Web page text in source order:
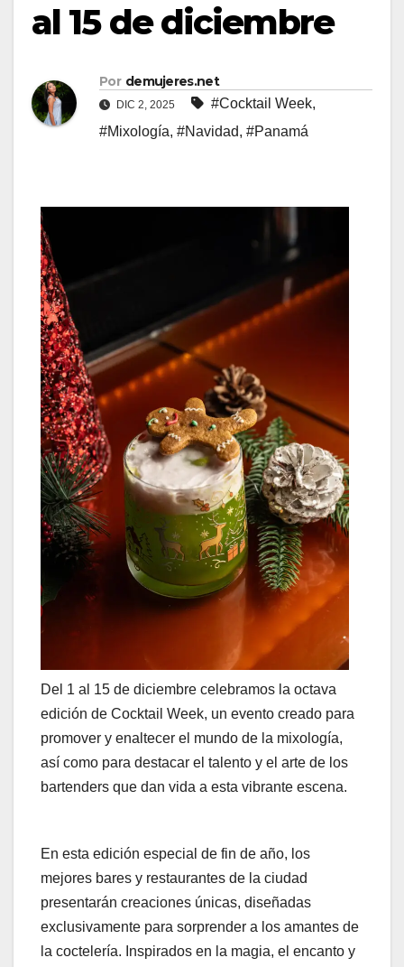
al 15 de diciembre
Por demujeres.net
DIC 2, 2025 #Cocktail Week,
#Mixología, #Navidad, #Panamá
Del 1 al 15 de diciembre celebramos la octava
edición de Cocktail Week, un evento creado para
promover y enaltecer el mundo de la mixología,
así como para destacar el talento y el arte de los
bartenders que dan vida a esta vibrante escena.
En esta edición especial de fin de año, los
mejores bares y restaurantes de la ciudad
presentarán creaciones únicas, diseñadas
exclusivamente para sorprender a los amantes de
la coctelería. Inspirados en la magia, el encanto y